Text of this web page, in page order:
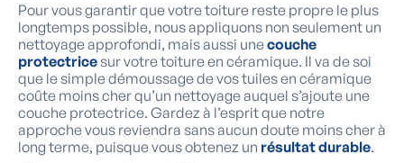
Pour vous garantir que votre toiture reste propre le plus
longtemps possible, nous appliquons non seulement un
nettoyage approfondi, mais aussi unecouche
protectricesur votre toiture en céramique. Il va de soi
que le simple démoussage de vos tuiles en céramique
coûte moins cher qu’un nettoyage auquel s’ajoute une
couche protectrice. Gardez à l’esprit que notre
approche vous reviendra sans aucun doute moins cher à
long terme, puisque vous obtenez un résultat durable.